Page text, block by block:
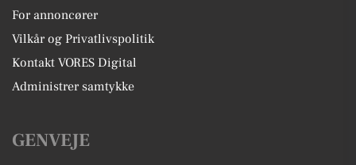
For annoncører
Vilkår og Privatlivspolitik
Kontakt VORES Digital
Administrer samtykke
GENVEJE